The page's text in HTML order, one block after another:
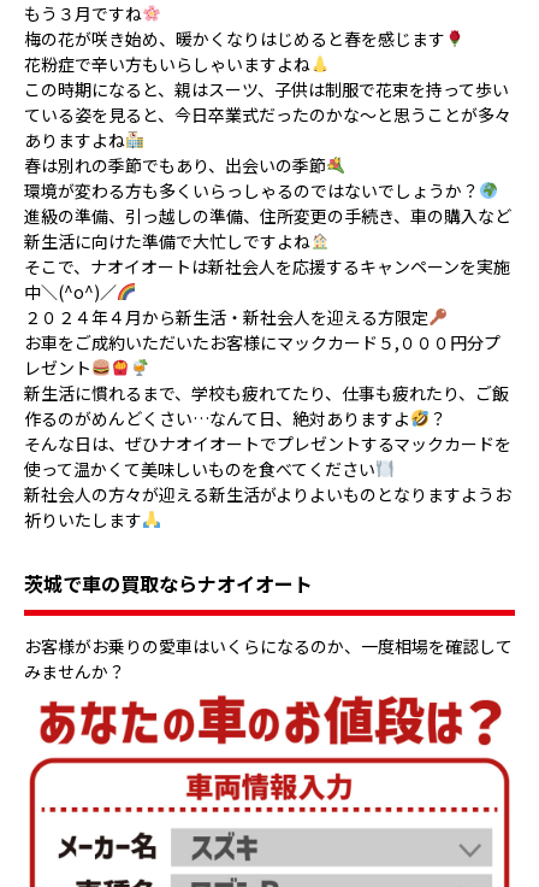
もう３月ですね
梅の花が咲き始め、暖かくなりはじめると春を感じます
花粉症で辛い方もいらしゃいますよね
この時期になると、親はスーツ、子供は制服で花束を持って歩い
ている姿を見ると、今日卒業式だったのかな～と思うことが多々
ありますよね
春は別れの季節でもあり、出会いの季節
環境が変わる方も多くいらっしゃるのではないでしょうか？
進級の準備、引っ越しの準備、住所変更の手続き、車の購入など
新生活に向けた準備で大忙しですよね
そこで、ナオイオートは新社会人を応援するキャンペーンを実施
中＼(^o^)／
２０２４年４月から新生活・新社会人を迎える方限定
お車をご成約いただいたお客様にマックカード５,０００円分プ
レゼント
新生活に慣れるまで、学校も疲れてたり、仕事も疲れたり、ご飯
作るのがめんどくさい…なんて日、絶対ありますよ
？
そんな日は、ぜひナオイオートでプレゼントするマックカードを
使って温かくて美味しいものを食べてください
新社会人の方々が迎える新生活がよりよいものとなりますようお
祈りいたします
茨城で車の買取ならナオイオート
お客様がお乗りの愛車はいくらになるのか、一度相場を確認して
みませんか？